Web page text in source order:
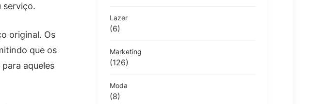
serviço.
original. Os
que os
aqueles
Lazer
(6)
Marketing
(126)
Moda
(8)